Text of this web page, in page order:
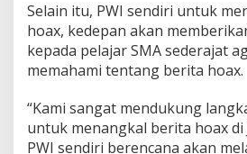
Selain itu, PWI sendiri untuk
hoax, kedepan akan
kepada pelajar SMA sederajat
memahami tentang berita hoax.
“Kami sangat mendukung
untuk menangkal berita hoax di
PWI sendiri berencana akan